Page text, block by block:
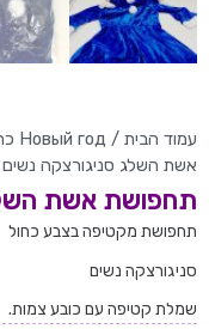
עמוד הבית / Новый год כריסמס
אשת השלג סניגורצקה נשים
תחפושת אשת
תחפושת מקטיפה בצבע כחול
סניגורצקה נשים
שמלת קטיפה עם כובע צמות.